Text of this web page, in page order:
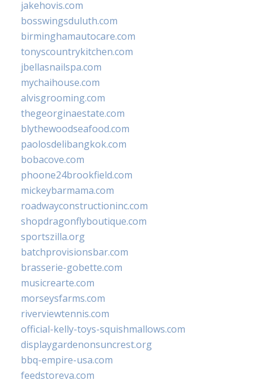
jakehovis.com
bosswingsduluth.com
birminghamautocare.com
tonyscountrykitchen.com
jbellasnailspa.com
mychaihouse.com
alvisgrooming.com
thegeorginaestate.com
blythewoodseafood.com
paolosdelibangkok.com
bobacove.com
phoone24brookfield.com
mickeybarmama.com
roadwayconstructioninc.com
shopdragonflyboutique.com
sportszilla.org
batchprovisionsbar.com
brasserie-gobette.com
musicrearte.com
morseysfarms.com
riverviewtennis.com
official-kelly-toys-squishmallows.com
displaygardenonsuncrest.org
bbq-empire-usa.com
feedstoreva.com